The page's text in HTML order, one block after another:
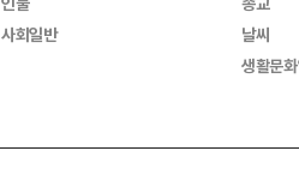
사회일반
날씨
생활문